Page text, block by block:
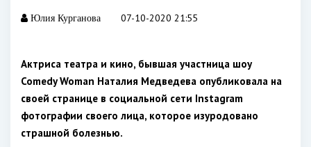
Юлия Курганова 07-10-2020 21:55
Актриса театра и кино, бывшая участница шоу
Comedy Woman Наталия Медведева опубликовала на
своей странице в социальной сети Instagram
фотографии своего лица, которое изуродовано
страшной болезнью.